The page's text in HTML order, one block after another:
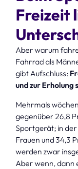
Freizeit
Aber warum
Fahrrad als
gibt Aufschluss:
und zur Erholung
Mehrmals
gegenüber 26,8
Sportgerät; in
Frauen und 34,3
werden zwar
Aber wenn, dann